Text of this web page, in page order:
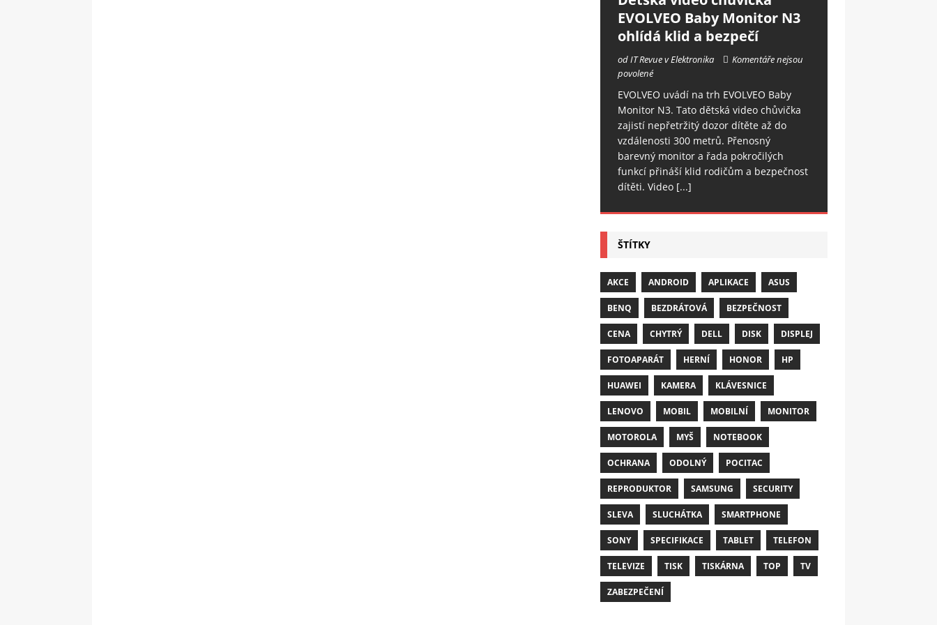
EVOLVEO Baby Monitor N3
ohlídá klid a bezpečí
od IT Revue v Elektronika
Komentáře nejsou
povolené
EVOLVEO uvádí na trh EVOLVEO Baby
Monitor N3. Tato dětská video chůvička
zajistí nepřetržitý dozor dítěte až do
vzdálenosti 300 metrů. Přenosný
barevný monitor a řada pokročilých
funkcí přináší klid rodičům a bezpečnost
dítěti. Video [...]
ŠTÍTKY
AKCE ANDROID APLIKACE ASUS
BENQ BEZDRÁTOVÁ BEZPEČNOST
CENA CHYTRÝ DELL DISK DISPLEJ
FOTOAPARÁT HERNÍ HONOR HP
HUAWEI KAMERA KLÁVESNICE
LENOVO MOBIL MOBILNÍ MONITOR
MOTOROLA MYŠ NOTEBOOK
OCHRANA ODOLNÝ POCITAC
REPRODUKTOR SAMSUNG SECURITY
SLEVA SLUCHÁTKA SMARTPHONE
SONY SPECIFIKACE TABLET TELEFON
TELEVIZE TISK TISKÁRNA TOP TV
ZABEZPEČENÍ